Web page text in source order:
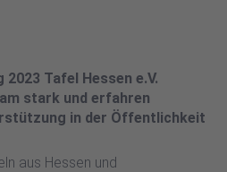
Tafel Hessen e.V.
stark und erfahren
in der Öffentlichkeit
aus Hessen und